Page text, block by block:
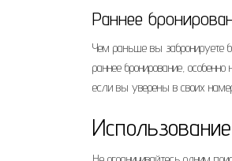
Раннее
Чем раньше вы забронируете
раннее бронирование,
если вы уверены в своих